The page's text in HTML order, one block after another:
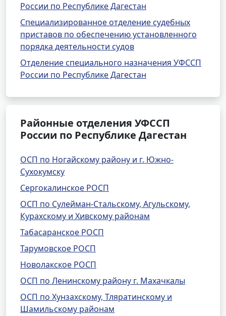
России по Республике Дагестан
Специализированное отделение судебных
приставов по обеспечению установленного
порядка деятельности судов
Отделение специального назначения УФССП
России по Республике Дагестан
Районные отделения УФССП
России по Республике Дагестан
ОСП по Ногайскому району и г. Южно-
Сухокумску
Сергокалинское РОСП
ОСП по Сулейман-Стальскому, Агульскому,
Курахскому и Хивскому районам
Табасаранское РОСП
Тарумовское РОСП
Новолакское РОСП
ОСП по Ленинскому району г. Махачкалы
ОСП по Хунзахскому, Тляратинскому и
Шамильскому районам